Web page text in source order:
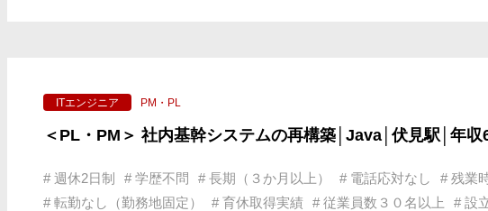
▶ 「転職を繰り返す不安」や「キャリアの頭打ち
-------------------------------------------------
まずは、カジュアル面談から希望という方も
ITエンジニア PM・PL
＜PL・PM＞ 社内基幹システムの再構築│Java│伏見駅│年収
# 週休2日制 # 学歴不問 # 長期（３か月以上） # 電話応対なし
# 残業
# 転勤なし（勤務地固定）
# 育休取得実績 # 従業員数３０名以上 # 設